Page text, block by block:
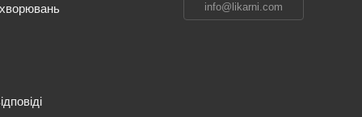
info@likarni.com